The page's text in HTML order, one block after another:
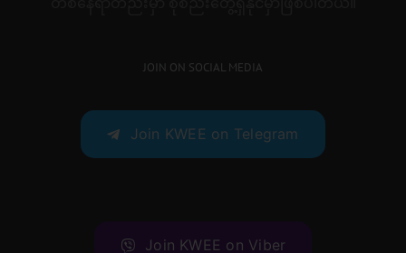
JOIN ON SOCIAL MEDIA
Join KWEE on Telegram
Join KWEE on Viber